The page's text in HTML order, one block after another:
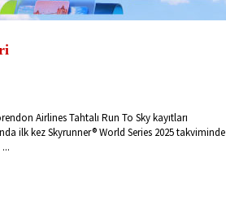
Airlines Tahtalı Run To Sky kayıtları
ilk kez Skyrunner® World Series 2025 takviminde